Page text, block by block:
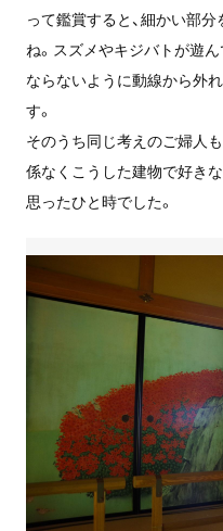
って鑑賞すると、細かい部
ね。スズメやキジバトが遊
ならないように動線から外
す。
そのうち同じ考えのご婦人
係なくこうした建物で好き
思ったひと時でした。